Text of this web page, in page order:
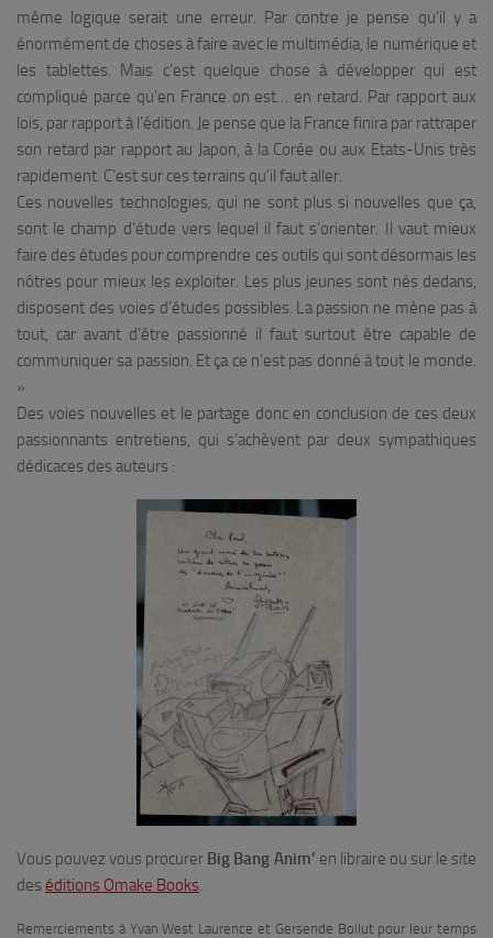
même logique serait une erreur. Par contre je pense qu’il y a
énormément de choses à faire avec le multimédia, le numérique et
les tablettes. Mais c’est quelque chose à développer qui est
compliqué parce qu’en France on est… en retard. Par rapport aux
lois, par rapport à l’édition. Je pense que la France finira par rattraper
son retard par rapport au Japon, à la Corée ou aux Etats-Unis très
rapidement. C’est sur ces terrains qu’il faut aller.
Ces nouvelles technologies, qui ne sont plus si nouvelles que ça,
sont le champ d’étude vers lequel il faut s’orienter. Il vaut mieux
faire des études pour comprendre ces outils qui sont désormais les
nôtres pour mieux les exploiter. Les plus jeunes sont nés dedans,
disposent des voies d’études possibles. La passion ne mène pas à
tout, car avant d’être passionné il faut surtout être capable de
communiquer sa passion. Et ça ce n’est pas donné à tout le monde.
»
Des voies nouvelles et le partage donc en conclusion de ces deux
passionnants entretiens, qui s’achèvent par deux sympathiques
dédicaces des auteurs :
Vous pouvez vous procurer Big Bang Anim’ en libraire ou sur le site
des éditions Omake Books.
Remerciements à Yvan West Laurence et Gersende Bollut pour leur temps